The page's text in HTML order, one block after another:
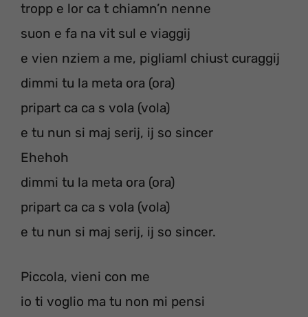
tropp e lor ca t chiamn’n nenne
suon e fa na vit sul e viaggij
e vien nziem a me, pigliaml chiust curaggij
dimmi tu la meta ora (ora)
pripart ca ca s vola (vola)
e tu nun si maj serij, ij so sincer
Ehehoh
dimmi tu la meta ora (ora)
pripart ca ca s vola (vola)
e tu nun si maj serij, ij so sincer.
Piccola, vieni con me
io ti voglio ma tu non mi pensi